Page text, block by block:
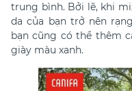
trung bình. Bởi lẽ, khi
da của bạn trở nên
bạn cũng có thể thêm
giày màu xanh.